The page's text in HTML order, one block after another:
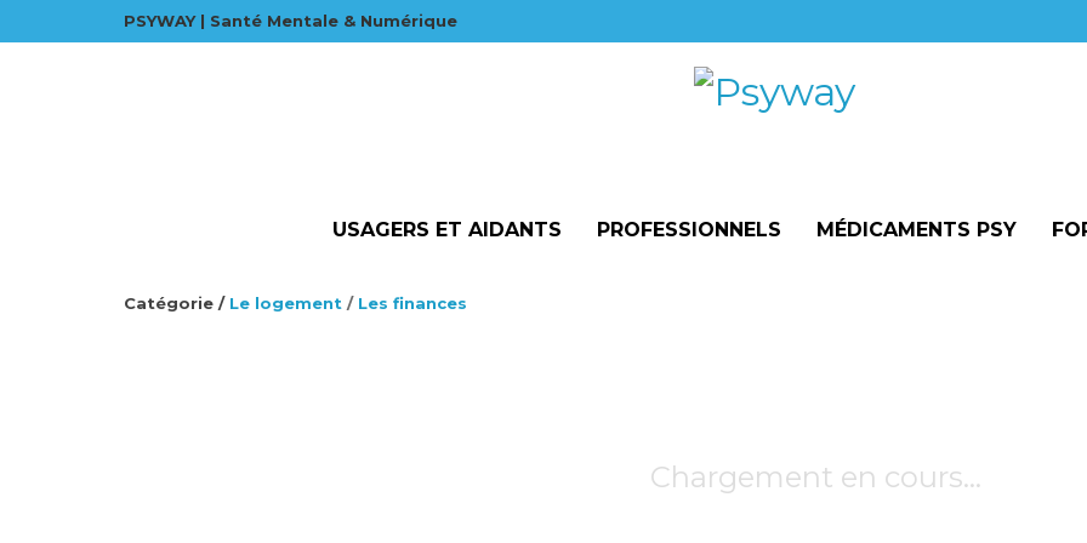
PSYWAY | Santé Mentale & Numérique
USAGERS ET AIDANTS PROFESSIONNELS MÉDICAMENTS PSY
Catégorie / Le logement / Les finances
Chargement en cours…